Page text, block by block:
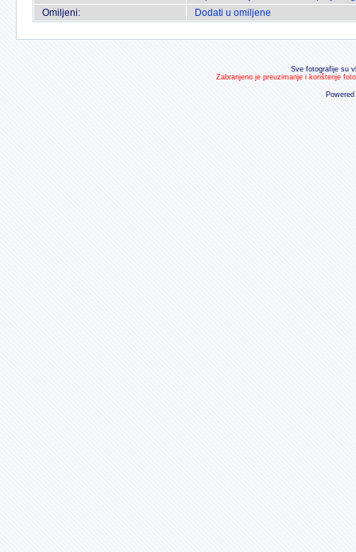
Omiljeni:
Dodati u omiljene
Sve fotografije su
Zabranjeno je preuzimanje i korištenje